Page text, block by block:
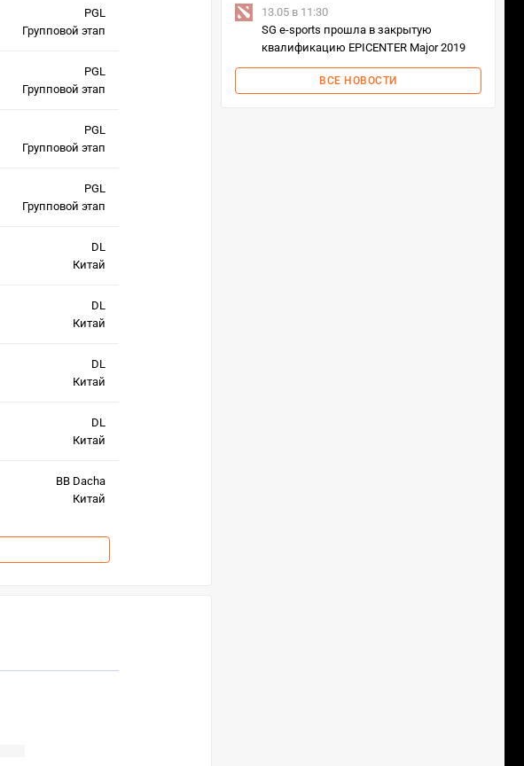
PGL
Групповой этап
PGL
Групповой этап
PGL
Групповой этап
PGL
Групповой этап
DL
Китай
DL
Китай
DL
Китай
DL
Китай
BB Dacha
Китай
13.05 в 11:30
SG e-sports прошла в закрытую
квалификацию EPICENTER Major 2019
ВСЕ НОВОСТИ